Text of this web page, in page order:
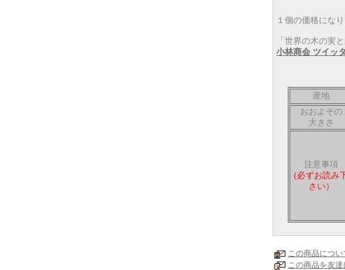
１個の価格になり
「世界の木の実
小林商会 ツイッ
産地
おおよその
大きさ
注意事項
(必ずお読み
さい）
この商品につ
この商品を友